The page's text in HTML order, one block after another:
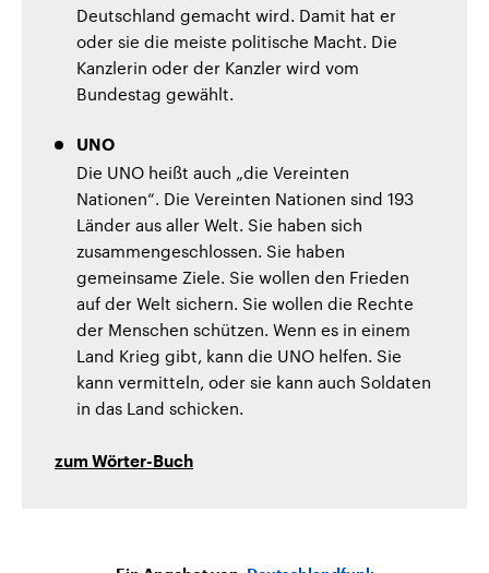
Deutschland gemacht wird. Damit hat er
oder sie die meiste politische Macht. Die
Kanzlerin oder der Kanzler wird vom
Bundestag gewählt.
UNO
Die UNO heißt auch „die Vereinten
Nationen“. Die Vereinten Nationen sind 193
Länder aus aller Welt. Sie haben sich
zusammengeschlossen. Sie haben
gemeinsame Ziele. Sie wollen den Frieden
auf der Welt sichern. Sie wollen die Rechte
der Menschen schützen. Wenn es in einem
Land Krieg gibt, kann die UNO helfen. Sie
kann vermitteln, oder sie kann auch Soldaten
in das Land schicken.
zum Wörter-Buch